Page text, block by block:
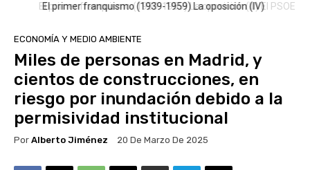
El primer franquismo (1939-1959) La oposición (III) El PSOE
ECONOMÍA Y MEDIO AMBIENTE
Miles de personas en Madrid, y
cientos de construcciones, en
riesgo por inundación debido a la
permisividad institucional
Por Alberto Jiménez 20 De Marzo De 2025